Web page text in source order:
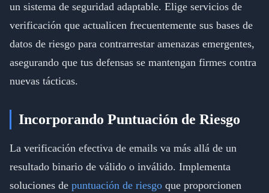
un sistema de seguridad adaptable. Elige servicios de
verificación que actualicen frecuentemente sus bases de
datos de riesgo para contrarrestar amenazas emergentes,
asegurando que tus defensas se mantengan firmes contra
nuevas tácticas.
Incorporando Puntuación de Riesgo
La verificación efectiva de emails va más allá de un
resultado binario de válido o inválido. Implementa
soluciones de puntuación de riesgo que proporcionen